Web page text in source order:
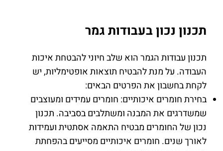
תכנון נכון בעבודות גמר
תכנון עבודות הגמר הוא שלב חיוני להבטחת איכות
העבודה. על מנת להבטיח תוצאות אופטימליות, יש
לקחת בחשבון את הפרטים הבאים:
בחירת חומרים איכותיים: חומרים עמידים ומעוצבים
שמשדרגים את המבנה ומשתלבים בסביבה. תכנון
נכון של החומרים מבטיח התאמה אסתטית ועמידות
לאורך שנים. חומרים איכותיים מסייעים בהפחתת